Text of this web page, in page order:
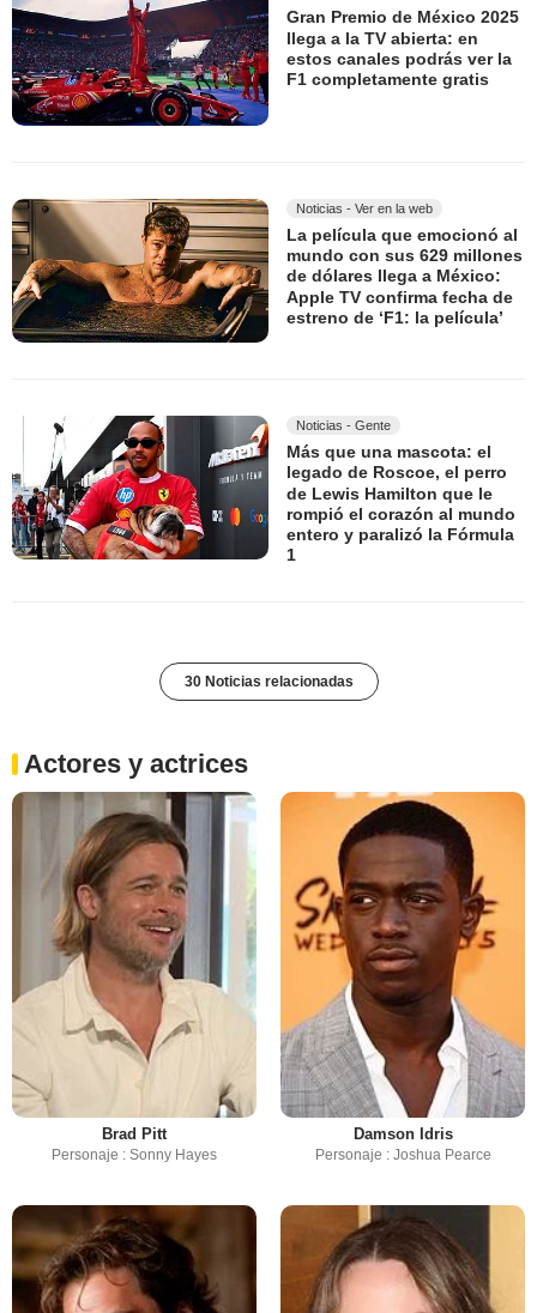
Gran Premio de México 2025
llega a la TV abierta: en
estos canales podrás ver la
F1 completamente gratis
Noticias - Ver en la web
La película que emocionó al
mundo con sus 629 millones
de dólares llega a México:
Apple TV confirma fecha de
estreno de ‘F1: la película’
Noticias - Gente
Más que una mascota: el
legado de Roscoe, el perro
de Lewis Hamilton que le
rompió el corazón al mundo
entero y paralizó la Fórmula
1
30 Noticias relacionadas
Actores y actrices
Brad Pitt
Personaje : Sonny Hayes
Damson Idris
Personaje : Joshua Pearce